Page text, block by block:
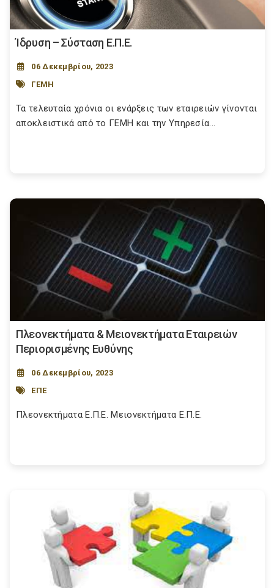
Ίδρυση – Σύσταση Ε.Π.Ε.
06 Δεκεμβρίου, 2023
ΓΕΜΗ
Τα τελευταία χρόνια οι ενάρξεις των εταιρειών γίνονται
αποκλειστικά από το ΓΕΜΗ και την Υπηρεσία...
Πλεονεκτήματα & Μειονεκτήματα Εταιρειών
Περιορισμένης Ευθύνης
06 Δεκεμβρίου, 2023
ΕΠΕ
Πλεονεκτήματα Ε.Π.Ε. Μειονεκτήματα Ε.Π.Ε.